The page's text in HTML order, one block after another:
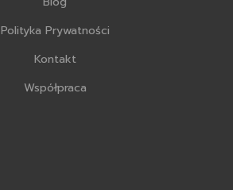
Polityka Prywatności
Kontakt
Współpraca